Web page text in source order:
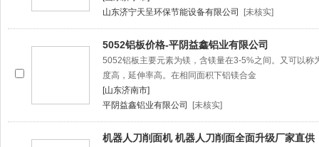
山东济宁天呈环保节能设备有限公司
[未核实]
5052铝板价格-平阴益鑫铝业有限公司
5052铝板主要元素为镁，含镁量在3-5%之间。又可以称
度高，延伸率高。在相同面积下铝镁合金
[山东济南市]
平阴益鑫铝业有限公司
[未核实]
机器人刀削面机 机器人刀削面全面升级厂家直供